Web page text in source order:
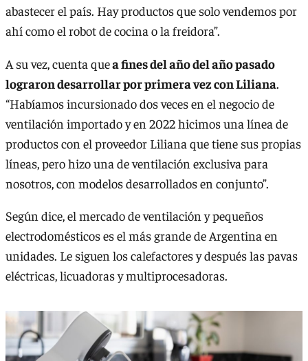
abastecer el país. Hay productos que solo vendemos por
ahí como el robot de cocina o la freidora”.
A su vez, cuenta quea fines del año del año pasado
lograron desarrollar por primera vez con Liliana.
“Habíamos incursionado dos veces en el negocio de
ventilación importado y en 2022 hicimos una línea de
productos con el proveedor Liliana que tiene sus propias
líneas, pero hizo una de ventilación exclusiva para
nosotros, con modelos desarrollados en conjunto”.
Según dice, el mercado de ventilación y pequeños
electrodomésticos es el más grande de Argentina en
unidades. Le siguen los calefactores y después las pavas
eléctricas, licuadoras y multiprocesadoras.